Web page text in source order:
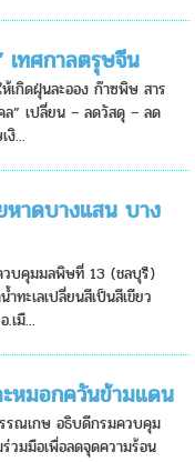
ทศกาลตรุษจีน
เกิดฝุ่นละออง ก๊าซพิษ สาร
” เปลี่ยน – ลดวัสดุ – ลด
งิ...
หาดบางแสน บาง
วบคุมมลพิษที่ 13 (ชลบุรี)
ทะเลเปลี่ยนสีเป็นสีเขียว
เมื...
หมอกควันข้ามแดน
รณเกษ อธิบดีกรมควบคุม
วมมือเพื่อลดจุดความร้อน